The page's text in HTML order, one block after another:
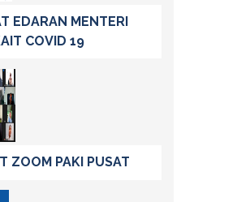
EDARAN MENTERI
COVID 19
ZOOM PAKI PUSAT